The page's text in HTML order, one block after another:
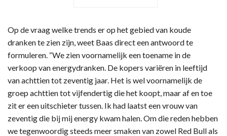
Op de vraag welke trends er op het gebied van koude
dranken te zien zijn, weet Baas direct een antwoord te
formuleren. “We zien voornamelijk een toename in de
verkoop van energydranken. De kopers variëren in leeftijd
van achttien tot zeventig jaar. Het is wel voornamelijk de
groep achttien tot vijfendertig die het koopt, maar af en toe
zit er een uitschieter tussen. Ik had laatst een vrouw van
zeventig die bij mij energy kwam halen. Om die reden hebben
we tegenwoordig steeds meer smaken van zowel Red Bull als